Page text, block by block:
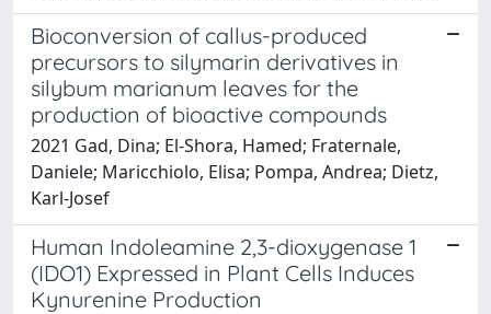
Bioconversion of callus-produced
precursors to silymarin derivatives in
silybum marianum leaves for the
production of bioactive compounds
2021 Gad, Dina; El-Shora, Hamed; Fraternale,
Daniele; Maricchiolo, Elisa; Pompa, Andrea; Dietz,
Karl-Josef
Human Indoleamine 2,3-dioxygenase 1
(IDO1) Expressed in Plant Cells Induces
Kynurenine Production